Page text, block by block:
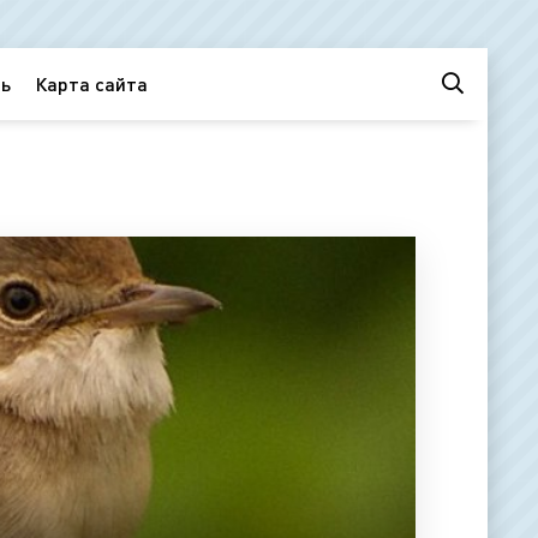
Карта сайта